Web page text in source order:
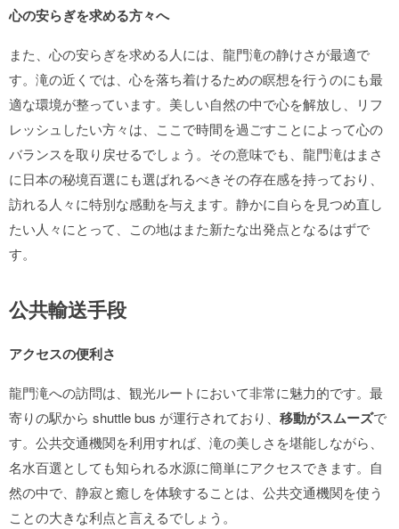
心の安らぎを求める方々へ
また、心の安らぎを求める人には、龍門滝の静けさが最適で
す。滝の近くでは、心を落ち着けるための瞑想を行うのにも最
適な環境が整っています。美しい自然の中で心を解放し、リフ
レッシュしたい方々は、ここで時間を過ごすことによって心の
バランスを取り戻せるでしょう。その意味でも、龍門滝はまさ
に日本の秘境百選にも選ばれるべきその存在感を持っており、
訪れる人々に特別な感動を与えます。静かに自らを見つめ直し
たい人々にとって、この地はまた新たな出発点となるはずで
す。
公共輸送手段
アクセスの便利さ
龍門滝への訪問は、観光ルートにおいて非常に魅力的です。最
寄りの駅から shuttle bus が運行されており、 移動がスムーズで
す。公共交通機関を利用すれば、滝の美しさを堪能しながら、
名水百選としても知られる水源に簡単にアクセスできます。自
然の中で、静寂と癒しを体験することは、公共交通機関を使う
ことの大きな利点と言えるでしょう。